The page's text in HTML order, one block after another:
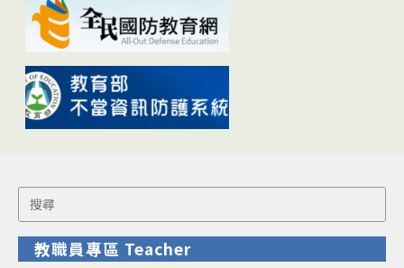
Search
for:
教職員專區 Teacher